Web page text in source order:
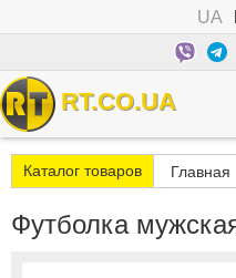
UA
RT.CO.UA
Каталог товаров Главная
Футболка